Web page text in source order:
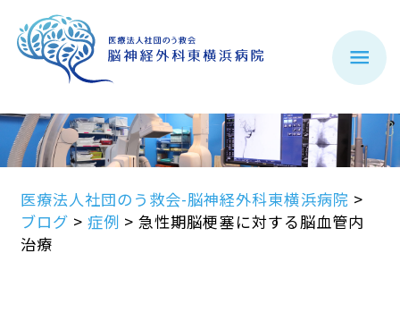
医療法人社団のう救会-脳神経外科東横浜病院 >
ブログ >症例 >急性期脳梗塞に対する脳血管内
治療